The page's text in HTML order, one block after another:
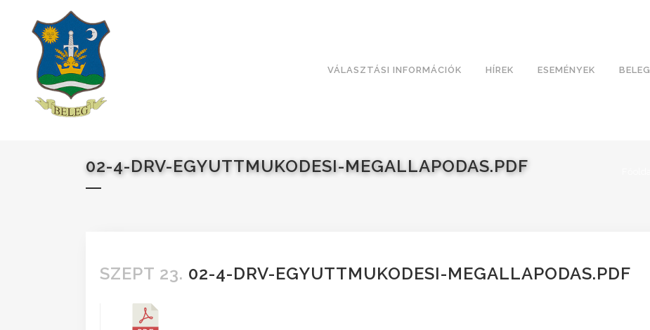
VÁLASZTÁSI INFORMÁCIÓK HÍREK ESEMÉNYEK BELEG
02-4-DRV-EGYUTTMUKODESI-MEGALLAPODAS.PDF
SZEPT 23. 02-4-DRV-EGYUTTMUKODESI-MEGALLAPODAS.PDF